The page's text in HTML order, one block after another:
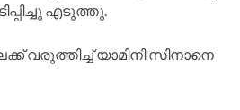
എടുത്തു.
വരുത്തിച്ച് യാമിനി സിനാനെ